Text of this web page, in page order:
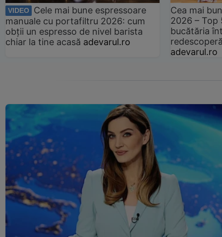
VIDEO
Cele mai bune espressoare
manuale cu portafiltru 2026: cum
obții un espresso de nivel barista
chiar la tine acasă adevarul.ro
Cea mai
2026 –
bucătăria
adevarul.ro